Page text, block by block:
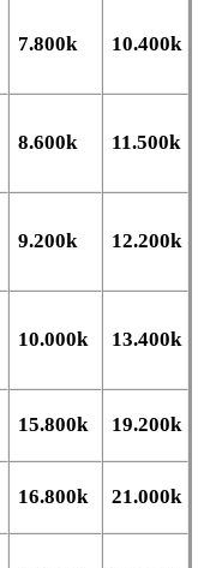
7.800k 10.400k
8.600k 11.500k
9.200k 12.200k
10.000k 13.400k
15.800k 19.200k
16.800k 21.000k